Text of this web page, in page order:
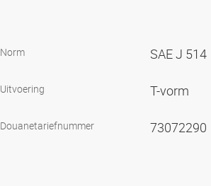
Norm SAE J 514
Uitvoering T-vorm
Douanetariefnummer 73072290